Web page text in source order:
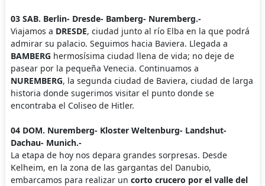
03 SAB. Berlin- Dresde- Bamberg- Nuremberg.-
Viajamos a DRESDE, ciudad junto al río Elba en la que podrá
admirar su palacio. Seguimos hacia Baviera. Llegada a
BAMBERG hermosísima ciudad llena de vida; no deje de
pasear por la pequeña Venecia. Continuamos a
NUREMBERG, la segunda ciudad de Baviera, ciudad de larga
historia donde sugerimos visitar el punto donde se
encontraba el Coliseo de Hitler.
04 DOM. Nuremberg- Kloster Weltenburg- Landshut-
Dachau- Munich.-
La etapa de hoy nos depara grandes sorpresas. Desde
Kelheim, en la zona de las gargantas del Danubio,
embarcamos para realizar un corto crucero por el valle del